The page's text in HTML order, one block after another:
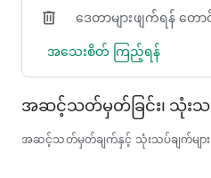
သလား။ CamScanner စကင်နာ
သင်၏စာရွက်စာတမ်းများကို tag
ရှာဖွေနိုင်သည်။
* အရေးကြီးစာရွက်စာတမ်းများကို
လျှို့ဝှက်အကြောင်းအရာကို ကာ
စကားဝှက်တစ်ခု သတ်မှတ်နိုင်သည်။
ရန်အတွက် စာရွက်စာတမ်းဒေါင်း
လည်း သတ်မှတ်နိုင်သည်။
ဒေတာများဖျက်ရန် တ
အသေးစိတ် ကြည့်ရန်
အဆင့်သတ်မှတ်ခြင်း၊ သုံးသပ်
အဆင့်သတ်မှတ်ချက်နှင့် သုံးသပ်ချက်များ စိ